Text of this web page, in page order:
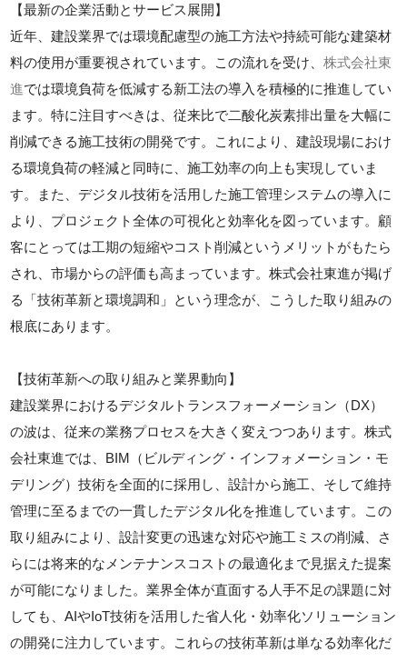
【最新の企業活動とサービス展開】
近年、建設業界では環境配慮型の施工方法や持続可能な建築材
料の使用が重要視されています。この流れを受け、株式会社東
進では環境負荷を低減する新工法の導入を積極的に推進してい
ます。特に注目すべきは、従来比で二酸化炭素排出量を大幅に
削減できる施工技術の開発です。これにより、建設現場におけ
る環境負荷の軽減と同時に、施工効率の向上も実現していま
す。また、デジタル技術を活用した施工管理システムの導入に
より、プロジェクト全体の可視化と効率化を図っています。顧
客にとっては工期の短縮やコスト削減というメリットがもたら
され、市場からの評価も高まっています。株式会社東進が掲げ
る「技術革新と環境調和」という理念が、こうした取り組みの
根底にあります。
【技術革新への取り組みと業界動向】
建設業界におけるデジタルトランスフォーメーション（DX）
の波は、従来の業務プロセスを大きく変えつつあります。株式
会社東進では、BIM（ビルディング・インフォメーション・モ
デリング）技術を全面的に採用し、設計から施工、そして維持
管理に至るまでの一貫したデジタル化を推進しています。この
取り組みにより、設計変更の迅速な対応や施工ミスの削減、さ
らには将来的なメンテナンスコストの最適化まで見据えた提案
が可能になりました。業界全体が直面する人手不足の課題に対
しても、AIやIoT技術を活用した省人化・効率化ソリューション
の開発に注力しています。これらの技術革新は単なる効率化だ